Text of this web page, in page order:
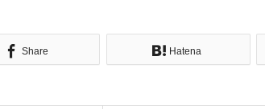
Share Hatena